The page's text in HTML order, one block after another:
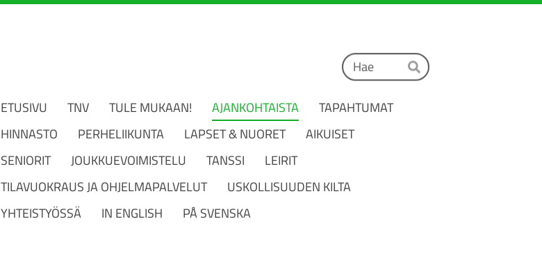
Haku
Hae
ETUSIVU TNV TULE MUKAAN! AJANKOHTAISTA
TAPAHTUMAT
HINNASTO
PERHELIIKUNTA LAPSET & NUORET
AIKUISET
SENIORIT
JOUKKUEVOIMISTELU TANSSI
LEIRIT
TILAVUOKRAUS JA OHJELMAPALVELUT
USKOLLISUUDEN KILTA
YHTEISTYÖSSÄ
IN ENGLISH PÅ SVENSKA